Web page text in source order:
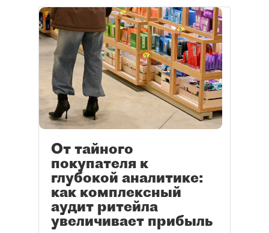
От тайного
покупателя к
глубокой аналитике:
как комплексный
аудит ритейла
увеличивает прибыль